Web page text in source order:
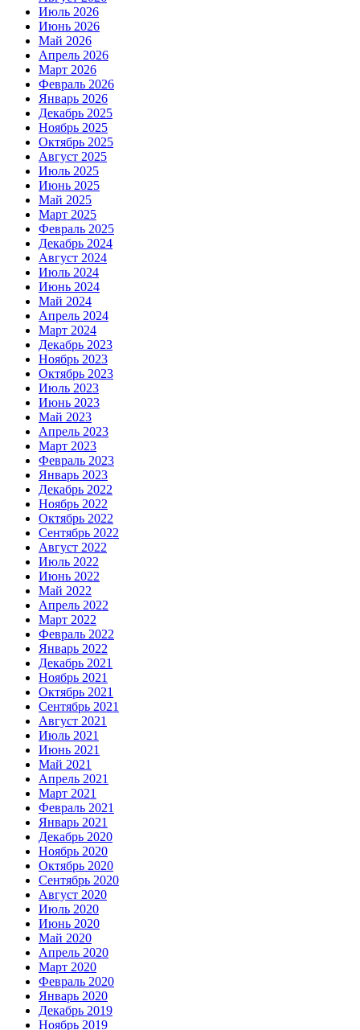
Июль 2026
Июнь 2026
Май 2026
Апрель 2026
Март 2026
Февраль 2026
Январь 2026
Декабрь 2025
Ноябрь 2025
Октябрь 2025
Август 2025
Июль 2025
Июнь 2025
Май 2025
Март 2025
Февраль 2025
Декабрь 2024
Август 2024
Июль 2024
Июнь 2024
Май 2024
Апрель 2024
Март 2024
Декабрь 2023
Ноябрь 2023
Октябрь 2023
Июль 2023
Июнь 2023
Май 2023
Апрель 2023
Март 2023
Февраль 2023
Январь 2023
Декабрь 2022
Ноябрь 2022
Октябрь 2022
Сентябрь 2022
Август 2022
Июль 2022
Июнь 2022
Май 2022
Апрель 2022
Март 2022
Февраль 2022
Январь 2022
Декабрь 2021
Ноябрь 2021
Октябрь 2021
Сентябрь 2021
Август 2021
Июль 2021
Июнь 2021
Май 2021
Апрель 2021
Март 2021
Февраль 2021
Январь 2021
Декабрь 2020
Ноябрь 2020
Октябрь 2020
Сентябрь 2020
Август 2020
Июль 2020
Июнь 2020
Май 2020
Апрель 2020
Март 2020
Февраль 2020
Январь 2020
Декабрь 2019
Ноябрь 2019